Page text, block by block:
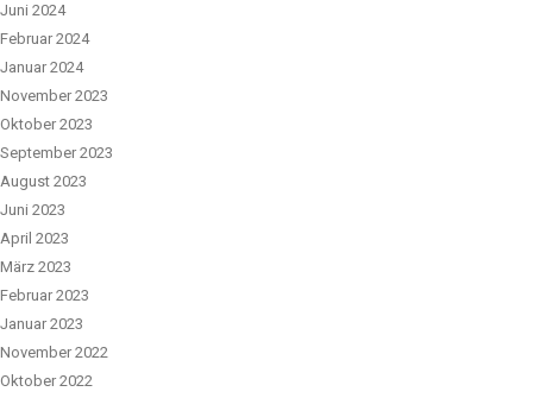
Juni 2024
Februar 2024
Januar 2024
November 2023
Oktober 2023
September 2023
August 2023
Juni 2023
April 2023
März 2023
Februar 2023
Januar 2023
November 2022
Oktober 2022